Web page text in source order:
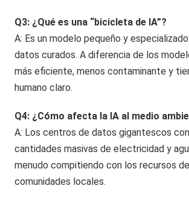
Q3: ¿Qué es una “bicicleta de IA”?
A: Es un modelo pequeño y
datos curados. A diferencia de los
más eficiente, menos contaminante y
humano claro.
Q4: ¿Cómo afecta la IA al medio
A: Los centros de datos gigantescos
cantidades masivas de electricidad y
menudo compitiendo con los recursos
comunidades locales.